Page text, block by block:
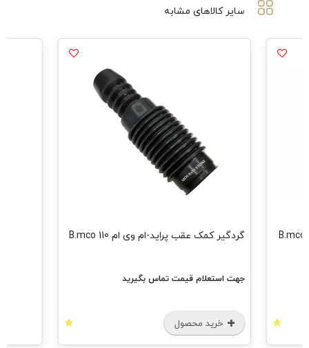
سایر کالاهای مشابه
گردگیر کمک عقب پراید-ام وی ام 110 B.mco
جهت استعلام قیمت تماس بگیرید
خرید محصول